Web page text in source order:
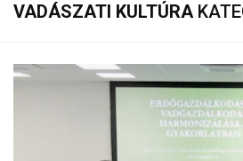
VADÁSZATI KULTÚRA